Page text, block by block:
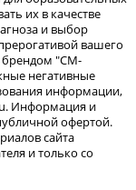
их в качестве
и выбор
вашего
брендом "СМ-
негативные
информации,
Информация и
офертой.
сайта
и только со